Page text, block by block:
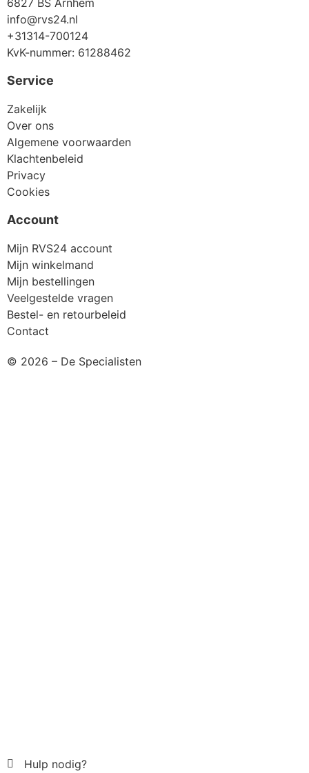
info@rvs24.nl
+31314-700124
KvK-nummer: 61288462
Service
Zakelijk
Over ons
Algemene voorwaarden
Klachtenbeleid
Privacy
Cookies
Account
Mijn RVS24 account
Mijn winkelmand
Mijn bestellingen
Veelgestelde vragen
Bestel- en retourbeleid
Contact
© 2026 – De Specialisten
Hulp nodig?